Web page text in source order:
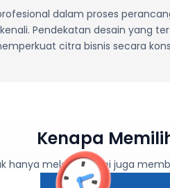
dalam proses
Pendekatan desain yang
citra bisnis secara
Kenapa
hanya melayani, tapi juga